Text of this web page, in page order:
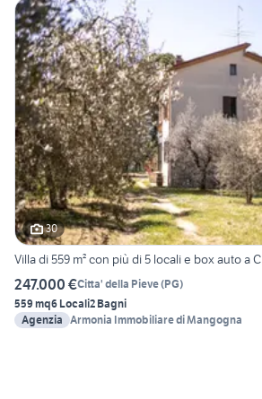
30
Villa di 559 m² con più di 5 locali e box auto a C
247.000 €Citta' della Pieve(PG)
559 mq6 Locali2 Bagni
Agenzia Armonia Immobiliare di Mangogna